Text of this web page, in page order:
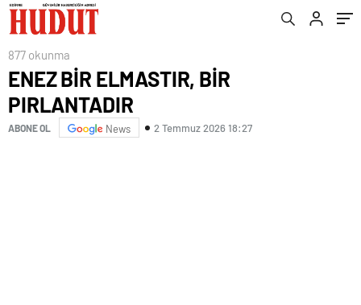
877 okunma
ENEZ BİR ELMASTIR, BİR
PIRLANTADIR
ABONE OL News 2 Temmuz 2026 18:27